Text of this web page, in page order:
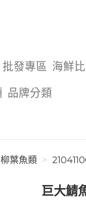
批發專區 海鮮
品牌分類
葉魚類
巨大鯖